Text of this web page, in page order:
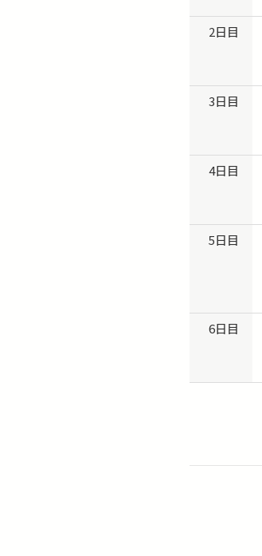
2日目
3日目
4日目
5日目
6日目